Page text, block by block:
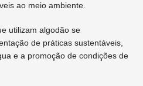
ao meio ambiente.
utilizam algodão se
de práticas sustentáveis,
e a promoção de condições de